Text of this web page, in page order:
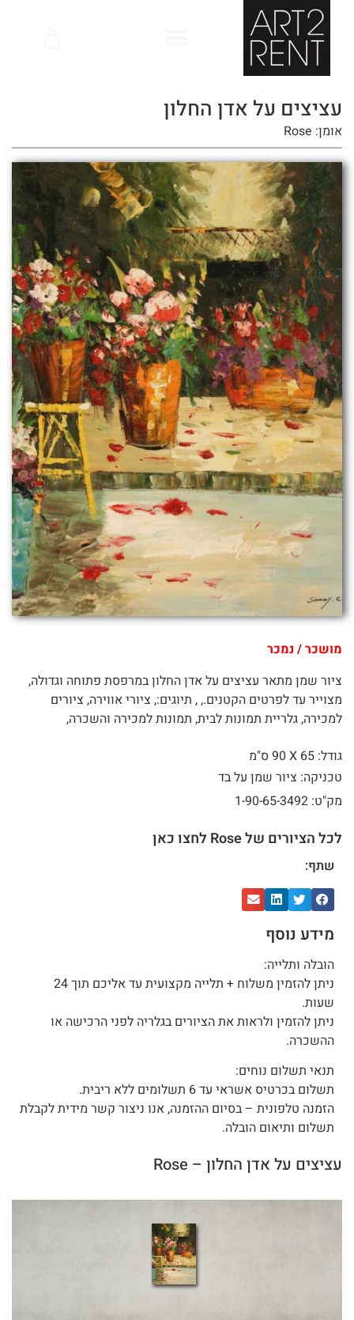
עציצים על אדן החלון
אומן: Rose
מושכר / נמכר
ציור שמן מתאר עציצים על אדן החלון במרפסת פתוחה וגדולה,
מצוייר עד לפרטים הקטנים., , תיוגים:, ציורי אווירה, ציורים
למכירה, גלריית תמונות לבית, תמונות למכירה והשכרה,
גודל: 65 X
90 ס"מ
טכניקה: ציור שמן על בד
מק"ט: 1-90-65-3492
לכל הציורים של Rose לחצו כאן
שתף:
מידע נוסף
הובלה ותלייה:
ניתן להזמין משלוח + תלייה מקצועית עד אליכם תוך 24
שעות.
ניתן להזמין ולראות את הציורים בגלריה לפני הרכישה או
ההשכרה.
תנאי תשלום נוחים:
תשלום בכרטיס אשראי עד 6 תשלומים ללא ריבית.
הזמנה טלפונית – בסיום ההזמנה, אנו ניצור קשר מידית לקבלת
תשלום ותיאום הובלה.
עציצים על אדן החלון – Rose